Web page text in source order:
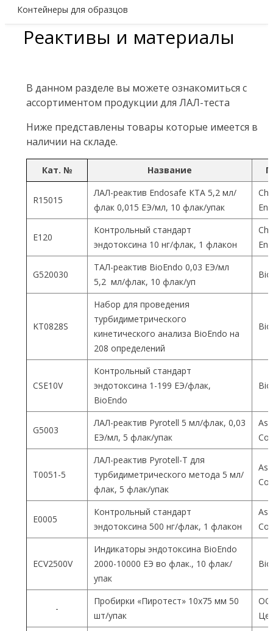
Контейнеры для образцов
Реактивы и материалы
В данном разделе вы можете ознакомиться с
ассортиментом продукции для ЛАЛ-теста
Ниже представлены товары которые имеется в
наличии на складе.
Кат. № Название
R15015
ЛАЛ-реактив Endosafe КТА 5,2 мл/
флак 0,015 ЕЭ/мл, 10 флак/упак
Е120
Контрольный стандарт
эндотоксина 10 нг/флак, 1 флакон
G520030
ТАЛ-реактив BioEndo 0,03 ЕЭ/мл
5,2 мл/флак, 10 флак/уп
KT0828S
Набор для проведения
турбидиметрического
кинетического анализа BioEndo на
208 определений
CSE10V
Контрольный стандарт
эндотоксина 1-199 ЕЭ/флак,
BioEndo
G5003
ЛАЛ-реактив Pyrotell 5 мл/флак, 0,03
ЕЭ/мл, 5 флак/упак
T0051-5
ЛАЛ-реактив Pyrotell-T для
турбидиметрического метода 5 мл/
флак, 5 флак/упак
E0005
Контрольный стандарт
эндотоксина 500 нг/флак, 1 флакон
ECV2500V
Индикаторы эндотоксина BioEndo
2000-10000 ЕЭ во флак., 10 флак/
упак
-
Пробирки «Пиротест» 10х75 мм 50
шт/упак